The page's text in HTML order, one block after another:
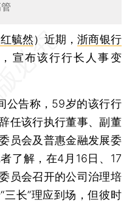
毓然）近期，浙商银行
宣布该行行长人事变
告称，59岁的该行行
任该行执行董事、副董
员会及普惠金融发展委
了解，在4月16日、17
员会召开的公司治理培
三长”理应到场，但彼时